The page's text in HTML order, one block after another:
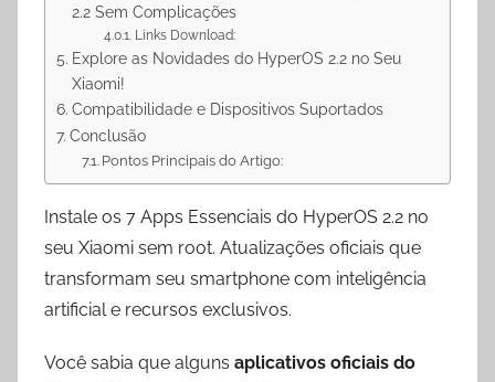
2.2 Sem Complicações
Links Download:
Explore as Novidades do HyperOS 2.2 no Seu
Xiaomi!
Compatibilidade e Dispositivos Suportados
Conclusão
Pontos Principais do Artigo:
Instale os 7 Apps Essenciais do HyperOS 2.2 no
seu Xiaomi sem root. Atualizações oficiais que
transformam seu smartphone com inteligência
artificial e recursos exclusivos.
Você sabia que alguns aplicativos oficiais do